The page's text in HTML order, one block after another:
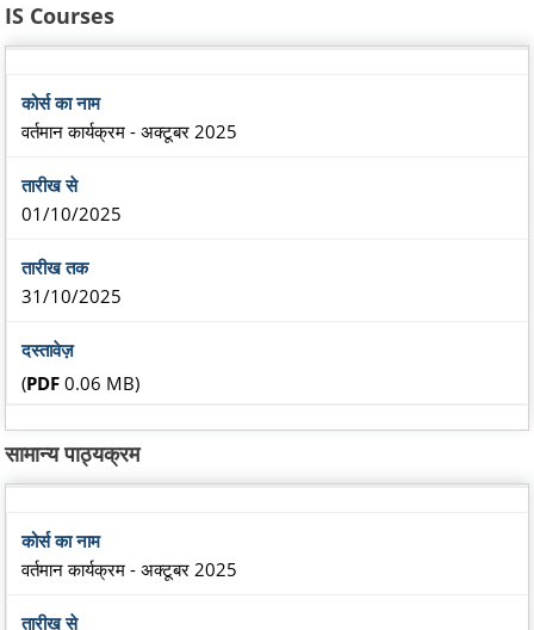
IS Courses
वर्तमान कार्यक्रम - अक्टूबर 2025
01/10/2025
31/10/2025
(PDF 0.06 MB)
सामान्य पाठ्यक्रम
वर्तमान कार्यक्रम - अक्टूबर 2025